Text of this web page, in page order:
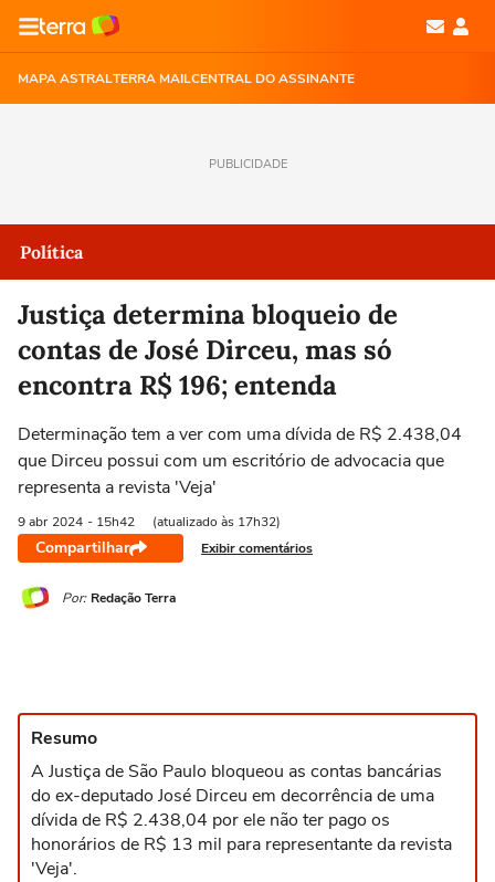
MAPA ASTRALTERRA MAILCENTRAL DO ASSINANTE
PUBLICIDADE
Política
Justiça determina bloqueio de
contas de José Dirceu, mas só
encontra R$ 196; entenda
Determinação tem a ver com uma dívida de R$ 2.438,04
que Dirceu possui com um escritório de advocacia que
representa a revista 'Veja'
9 abr 2024 - 15h42 (atualizado às 17h32)
Compartilhar Exibir comentários
Por: Redação Terra
Resumo
A Justiça de São Paulo bloqueou as contas bancárias
do ex-deputado José Dirceu em decorrência de uma
dívida de R$ 2.438,04 por ele não ter pago os
honorários de R$ 13 mil para representante da revista
'Veja'.